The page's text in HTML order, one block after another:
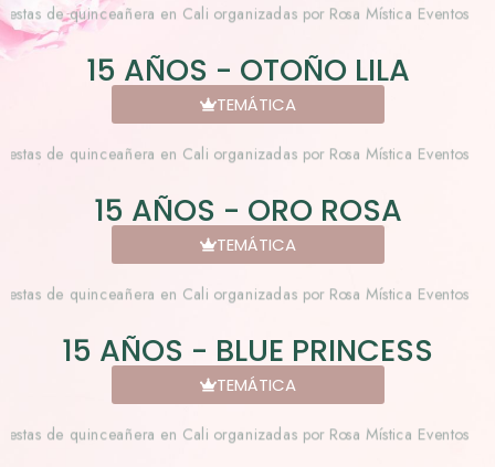
15 AÑOS - OTOÑO LILA
TEMÁTICA
15 AÑOS - ORO ROSA
TEMÁTICA
15 AÑOS - BLUE PRINCESS
TEMÁTICA